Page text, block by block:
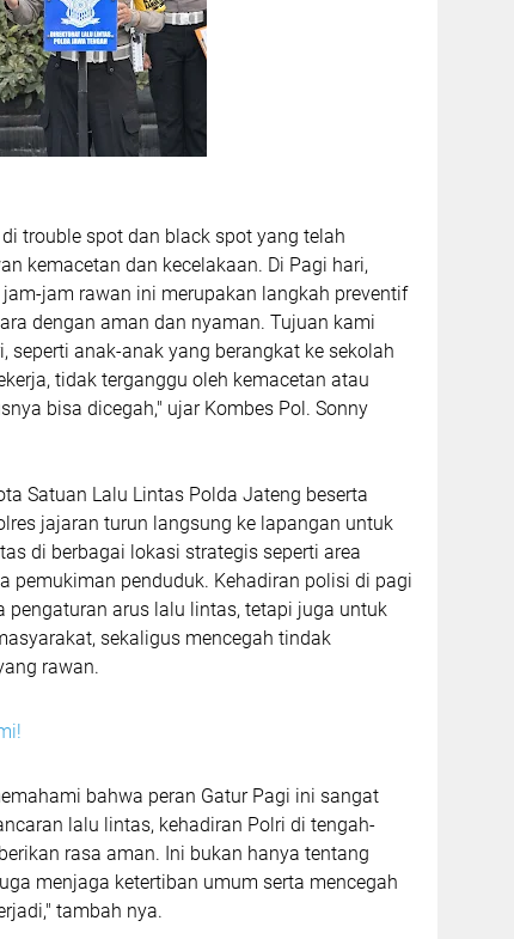
trouble spot dan black spot yang telah
kemacetan dan kecelakaan. Di Pagi hari,
jam rawan ini merupakan langkah preventif
dengan aman dan nyaman. Tujuan kami
seperti anak-anak yang berangkat ke sekolah
tidak terganggu oleh kemacetan atau
bisa dicegah," ujar Kombes Pol. Sonny
Satuan Lalu Lintas Polda Jateng beserta
jajaran turun langsung ke lapangan untuk
di berbagai lokasi strategis seperti area
pemukiman penduduk. Kehadiran polisi di pagi
pengaturan arus lalu lintas, tetapi juga untuk
sekaligus mencegah tindak
rawan.
bahwa peran Gatur Pagi ini sangat
lalu lintas, kehadiran Polri di tengah-
rasa aman. Ini bukan hanya tentang
menjaga ketertiban umum serta mencegah
tambah nya.